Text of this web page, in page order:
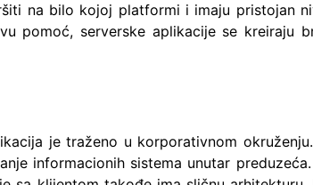
na bilo kojoj platformi i imaju pristojan
pomoć, serverske aplikacije se kreiraju
je traženo u korporativnom
informacionih sistema unutar